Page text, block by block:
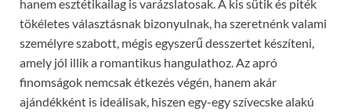
hanem esztétikailag is varázslatosak. A kis sütik és piték
tökéletes választásnak bizonyulnak, ha szeretnénk valami
személyre szabott, mégis egyszerű desszertet készíteni,
amely jól illik a romantikus hangulathoz. Az apró
finomságok nemcsak étkezés végén, hanem akár
ajándékként is ideálisak, hiszen egy-egy szívecske alakú